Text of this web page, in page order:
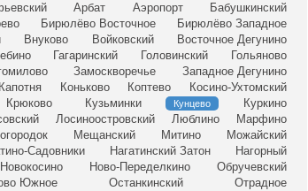
Арбат Аэропорт
Бабушкинский
Бирюлёво Восточное
Бирюлёво Западное
Внуково Войковский
Восточное Дегунино
Гагаринский Головинский
Гольяново
Замоскворечье
Западное Дегунино
Капотня Коньково Коптево
Косино-Ухтомский
Крюково Кузьминки Кунцево
Куркино
Лосиноостровский Люблино
Марфино
Мещанский Митино
Можайский
Садовники Нагатинский Затон
Нагорный
Новокосино Ново-Переделкино
Обручевский
Южное Останкинский
Отрадное